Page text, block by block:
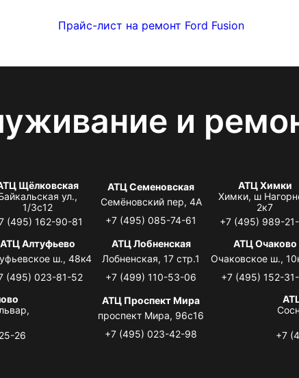
Прайс-лист на ремонт Ford Fusion
и
Щёлковская
ул.,
1/3с12
(495) 162-90-81
АТЦ Семеновская
Семёновский пер, 4А
+7 (495) 085-74-61
АТЦ Химки
Химки, ш
2к7
+7 (495) 989-
АТЦ Алтуфьево
ш., 48к4
(495) 023-81-52
АТЦ Лобненская
Лобненская, 17 стр.1
+7 (499) 110-53-06
АТЦ Очаково
Очаковское ш.,
+7 (495) 152-31-
26
АТЦ Проспект Мира
проспект Мира, 96с16
+7 (495) 023-42-98
+7